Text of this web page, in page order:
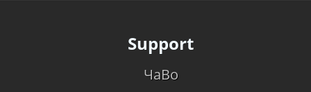
Support
ЧаВо